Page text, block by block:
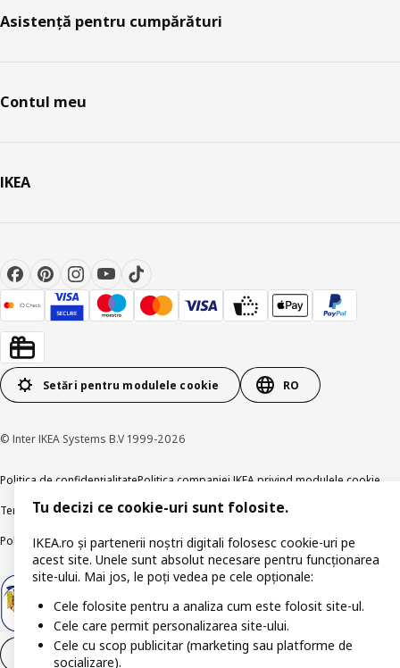
Asistență pentru cumpărături
Contul meu
IKEA
Setări pentru modulele cookie RO
© Inter IKEA Systems B.V 1999-2026
Politica de confidențialitatePolitica companiei IKEA privind modulele cookie
Termeni și Condiții Informații despre IKEA Romania
Politica de publicare responsabilăAccesibilitatea digitală
Retrage-te din contract
Tu decizi ce cookie-uri sunt folosite.
IKEA.ro și partenerii noștri digitali folosesc cookie-uri pe
acest site. Unele sunt absolut necesare pentru funcționarea
site-ului. Mai jos, le poți vedea pe cele opționale:
Cele folosite pentru a analiza cum este folosit site-ul.
Cele care permit personalizarea site-ului.
Cele cu scop publicitar (marketing sau platforme de
socializare).